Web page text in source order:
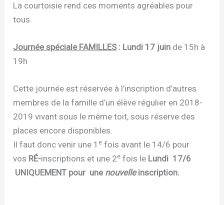
La courtoisie rend ces moments agréables pour
tous.
Journée spéciale FAMILLES: Lundi 17 juin de 15h à
19h
Cette journée est réservée à l’inscription d’autres
membres de la famille d’un élève régulier en 2018-
2019 vivant sous le même toit, sous réserve des
places encore disponibles.
Il faut donc venir une 1 e fois avant le 14/6 pour
vos RÉ-inscriptions et une 2e fois le Lundi 17/6
UNIQUEMENT pour une nouvelleinscription.